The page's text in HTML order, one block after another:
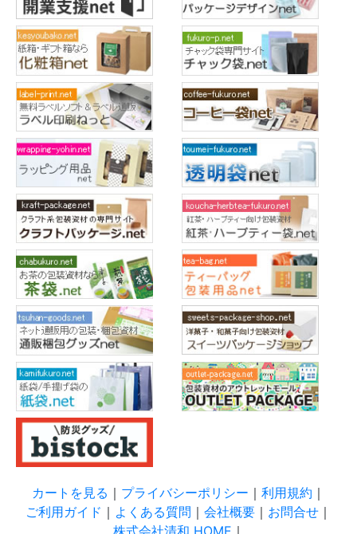
カートを見る ｜ プライバシーポリシー ｜ 利用規約 ｜
ご利用ガイド ｜ よくある質問 ｜ 会社概要 ｜ お問合せ ｜